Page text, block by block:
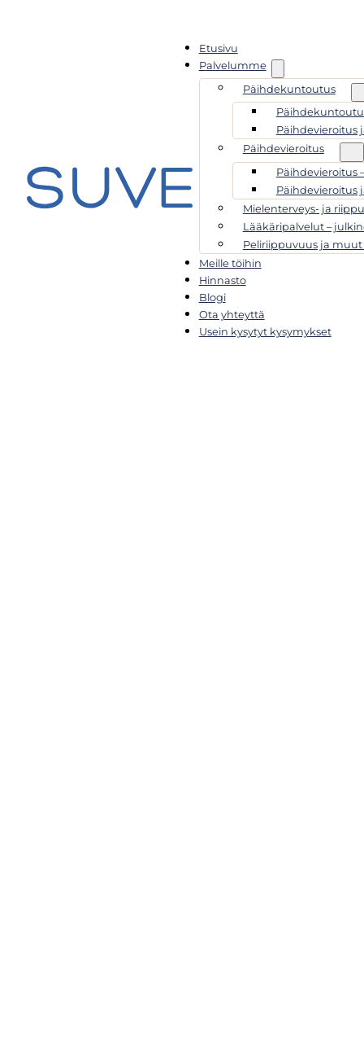
Etusivu
Palvelumme
Päihdekuntoutus
Päihdevieroitus
Päihdevieroitus
Päihdevieroitus
Päihdevieroitus
Mielenterveys- ja
Lääkäripalvelut –
Peliriippuvuus ja
Meille töihin
Hinnasto
Blogi
Ota yhteyttä
Usein kysytyt kysymykset